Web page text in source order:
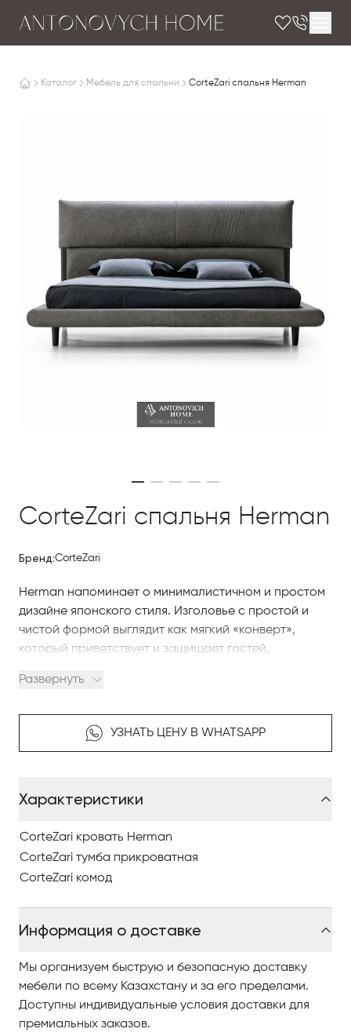
Каталог Мебель для спальни CorteZari спальня Herman
CorteZari спальня Herman
Бренд:CorteZari
Herman напоминает о минималистичном и простом
дизайне японского стиля. Изголовье с простой и
чистой формой выглядит как мягкий «конверт»,
который приветствует и защищает гостей,
Драгоценная кожа или драгоценные ткани
Каркас из массива дерева и точеные ножки могут
быть выполнены во всех вариантах отделки образца
интерьеры.
Чтобы купить итальянскую мебель в Астанае
компании CorteZari, изучайте наш интернет-каталог,
где разнообразные модели представлены
Астанае обращайтесь в Antonovich Home.
Развернуть
УЗНАТЬ ЦЕНУ В WHATSAPP
Характеристики
CorteZari кровать Herman
CorteZari тумба прикроватная
CorteZari комод
Информация о доставке
Мы организуем быструю и безопасную доставку
мебели по всему Казахстану и за его пределами.
Доступны индивидуальные условия доставки для
премиальных заказов.